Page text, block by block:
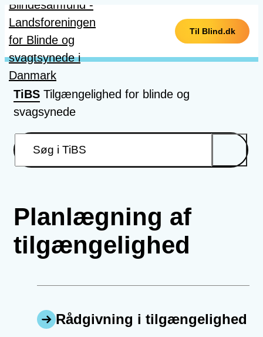
Gå til hovedindhold
Til Blind.dk
TiBS Tilgængelighed for blinde og
svagsynede
Planlægning af
tilgængelighed
Rådgivning i tilgængelighed